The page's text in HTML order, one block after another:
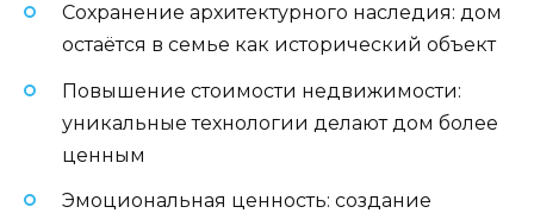
Сохранение архитектурного наследия: дом
остаётся в семье как исторический объект
Повышение стоимости недвижимости:
уникальные технологии делают дом более
ценным
Эмоциональная ценность: создание